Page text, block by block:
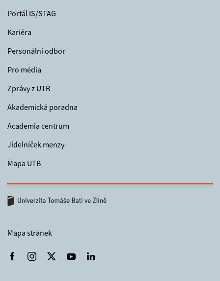
Portál IS/STAG
Kariéra
Personální odbor
Pro média
Zprávy z UTB
Akademická poradna
Academia centrum
Jídelníček menzy
Mapa UTB
Mapa stránek